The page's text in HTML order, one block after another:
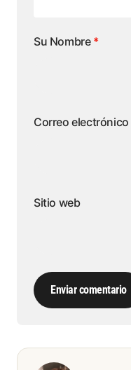
Su Nombre *
Correo electrónico
Sitio web
Enviar comentario